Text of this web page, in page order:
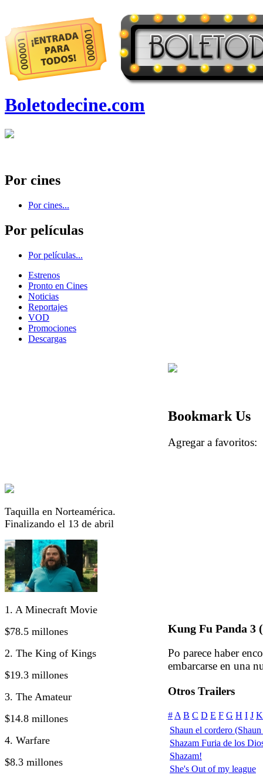
Boletodecine.com
Por cines
Por cines...
Por películas
Por películas...
Estrenos
Pronto en Cines
Noticias
Reportajes
VOD
Promociones
Descargas
Taquilla en Norteamérica.
Finalizando el 13 de abril
1. A Minecraft Movie
$78.5 millones
2. The King of Kings
$19.3 millones
3. The Amateur
$14.8 millones
4. Warfare
$8.3 millones
Bookmark Us
Agregar a
Kung Fu Panda 3
Po parece haber
embarcarse en una
Otros Trailers
# A B C D E F G H I J K
Shaun el cordero
Shazam Furia de los
Shazam!
She's Out of my league